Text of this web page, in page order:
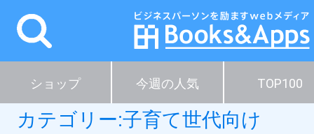
ショップ 今週の人気 TOP100
カテゴリー:子育て世代向け